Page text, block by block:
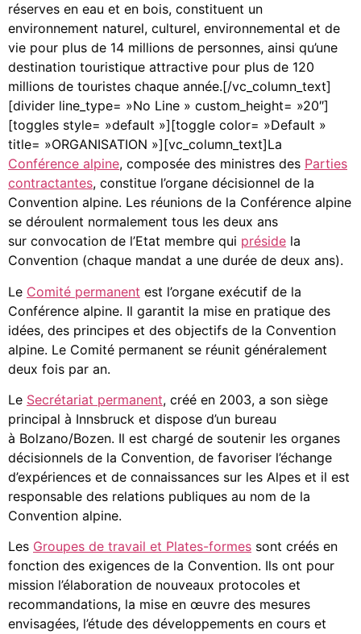
réserves en eau et en bois, constituent un
environnement naturel, culturel, environnemental et de
vie pour plus de 14 millions de personnes, ainsi qu’une
destination touristique attractive pour plus de 120
millions de touristes chaque année.[/vc_column_text]
[divider line_type= »No Line » custom_height= »20″]
[toggles style= »default »][toggle color= »Default »
title= »ORGANISATION »][vc_column_text]La
Conférence alpine, composée des ministres des Parties
contractantes, constitue l’organe décisionnel de la
Convention alpine. Les réunions de la Conférence alpine
se déroulent normalement tous les deux ans
sur convocation de l’Etat membre qui préside la
Convention (chaque mandat a une durée de deux ans).
Le Comité permanent est l’organe exécutif de la
Conférence alpine. Il garantit la mise en pratique des
idées, des principes et des objectifs de la Convention
alpine. Le Comité permanent se réunit généralement
deux fois par an.
Le Secrétariat permanent, créé en 2003, a son siège
principal à Innsbruck et dispose d’un bureau
à Bolzano/Bozen. Il est chargé de soutenir les organes
décisionnels de la Convention, de favoriser l’échange
d’expériences et de connaissances sur les Alpes et il est
responsable des relations publiques au nom de la
Convention alpine.
Les Groupes de travail et Plates-formes sont créés en
fonction des exigences de la Convention. Ils ont pour
mission l’élaboration de nouveaux protocoles et
recommandations, la mise en œuvre des mesures
envisagées, l’étude des développements en cours et